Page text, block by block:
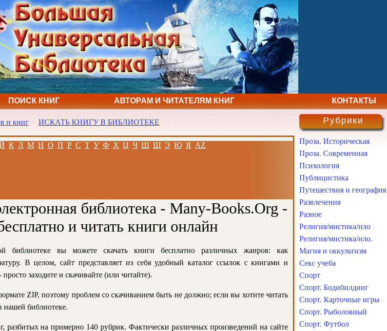
ПОИСК КНИГ АВТОРАМ И ЧИТАТЕЛЯМ КНИГ КОНТАКТЫ
и книг ИСКАТЬ КНИГУ В БИБЛИОТЕКЕ
К Л М Н О П Р С Т У Ф Х Ц Ч Ш Щ Э Ю Я AZ
библиотека - Many-Books.Org -
и читать книги онлайн
библиотеке вы можете скачать книги бесплатно различных жанров: как
В целом, сайт представляет из себя удобный каталог ссылок с книгами и
заходите и скачивайте (или читайте).
ZIP, поэтому проблем со скачиванием быть не должно; если вы хотите читать
нашей библиотеке.
разбитых на примерно 140 рубрик. Фактически различных произведений на сайте
Рубрики
Проза. Историческая
Проза. Современная
Психология
Публицистика
Путешествия и география
Развлечения
Разное
Религия/мистика/нло
Религия/мистика/нло.
Магия и оккультизм
Секс учеба
Спорт
Спорт. Бодибилдинг
Спорт. Карточные игры
Спорт. Рыболовный
Спорт. Футбол